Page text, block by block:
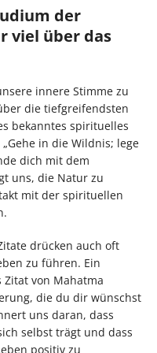
der
viel über das
innere Stimme zu
die tiefgreifendsten
bekanntes spirituelles
in die Wildnis; lege
dich mit dem
uns, die Natur zu
mit der spirituellen
drücken auch oft
zu führen. Ein
von Mahatma
die du dir wünschst
uns daran, dass
selbst trägt und dass
positiv zu